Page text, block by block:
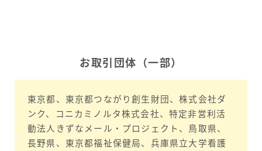
お取引団体（一部）
東京都、東京都つながり創生財団、株式会社ダ
ンク、コニカミノルタ株式会社、特定非営利活
動法人きずなメール・プロジェクト、鳥取県、
長野県、東京都福祉保健局、兵庫県立大学看護